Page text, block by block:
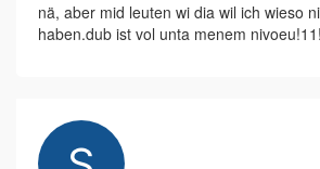
nä, aber mid leuten wi dia wil ich wieso
haben.dub ist vol unta menem